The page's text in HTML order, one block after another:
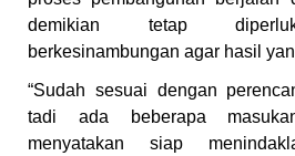
demikian tetap
berkesinambungan agar hasil
“Sudah sesuai dengan
tadi ada beberapa
menyatakan siap